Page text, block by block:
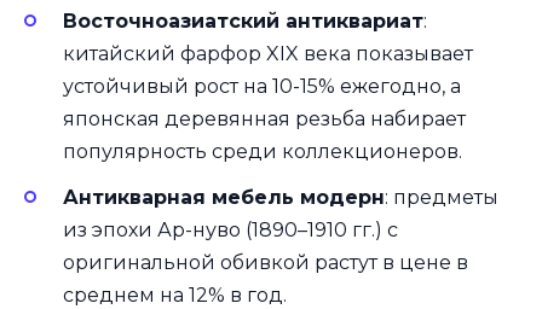
Восточноазиатский антиквариат:
китайский фарфор XIX века показывает
устойчивый рост на 10-15% ежегодно, а
японская деревянная резьба набирает
популярность среди коллекционеров.
Антикварная мебель модерн: предметы
из эпохи Ар-нуво (1890–1910 гг.) с
оригинальной обивкой растут в цене в
среднем на 12% в год.